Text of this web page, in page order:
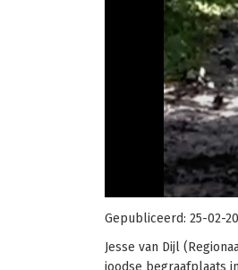
Gepubliceerd: 25-02-
Jesse van Dijl
joodse begraafplaats